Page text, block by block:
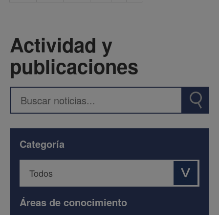
Actividad y
publicaciones
Categoría
Áreas de conocimiento